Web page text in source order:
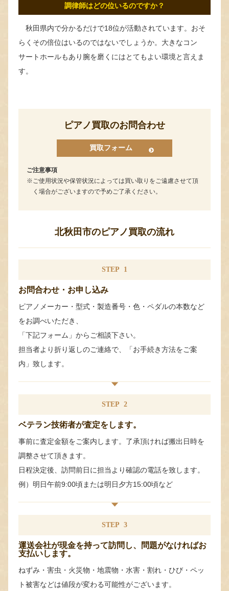
調律師はどの位いるのですか？
秋田県内で分かるだけで18位が活動されています。おそ
らくその倍位はいるのではないでしょうか。大きなコン
サートホールもあり腕を磨くにはとてもよい環境と言えま
す。
ピアノ買取のお問合わせ
買取フォーム
ご注意事項
ご使用状況や保管状況によっては買い取りをご遠慮させて頂
く場合がございますので予めご了承ください。
北秋田市のピアノ買取の流れ
STEP 1
お問合わせ・お申し込み
ピアノメーカー・型式・製造番号・色・ペダルの本数など
をお調べいただき、
「下記フォーム」からご相談下さい。
担当者より折り返しのご連絡で、「お手続き方法をご案
内」致します。
STEP 2
ベテラン技術者が査定をします。
事前に査定金額をご案内します。了承頂ければ搬出日時を
調整させて頂きます。
日程決定後、訪問前日に担当より確認の電話を致します。
例）明日午前9:00頃または明日夕方15:00頃など
STEP 3
運送会社が現金を持って訪問し、問題がなければお
支払いします。
ねずみ・害虫・火災物・地震物・水害・割れ・ひび・ペッ
ト被害などは値段が変わる可能性がございます。